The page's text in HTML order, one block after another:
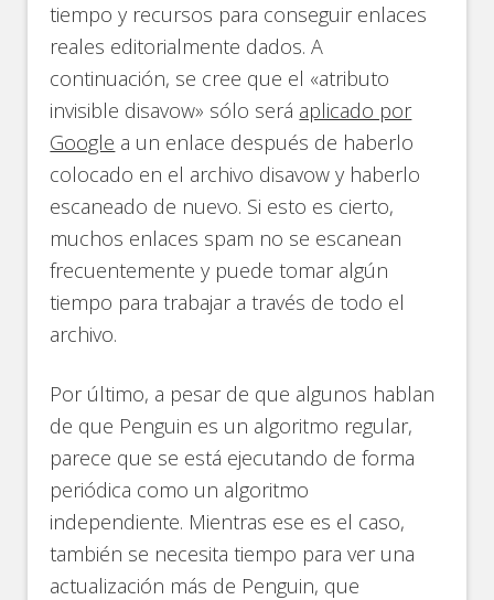
tiempo y recursos para conseguir enlaces
reales editorialmente dados. A
continuación, se cree que el «atributo
invisible disavow» sólo será aplicado por
Google a un enlace después de haberlo
colocado en el archivo disavow y haberlo
escaneado de nuevo. Si esto es cierto,
muchos enlaces spam no se escanean
frecuentemente y puede tomar algún
tiempo para trabajar a través de todo el
archivo.
Por último, a pesar de que algunos hablan
de que Penguin es un algoritmo regular,
parece que se está ejecutando de forma
periódica como un algoritmo
independiente. Mientras ese es el caso,
también se necesita tiempo para ver una
actualización más de Penguin, que